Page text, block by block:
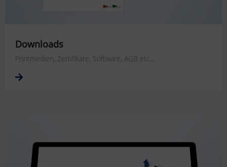
Downloads
Printmedien, Zertifikate, Software, AGB etc...